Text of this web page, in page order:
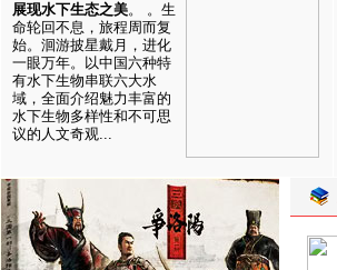
展现水下生态之美。 。生
命轮回不息，旅程周而复
始。洄游披星戴月，进化
一眼万年。以中国六种特
有水下生物串联六大水
域，全面介绍魅力丰富的
水下生物多样性和不可思
议的人文奇观...